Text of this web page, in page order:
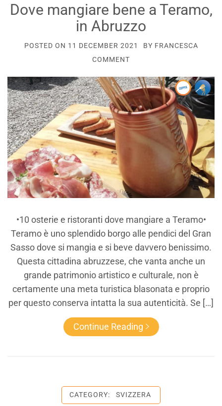
Dove mangiare bene a Teramo,
in Abruzzo
POSTED ON 11 DECEMBER 2021 BY FRANCESCA
COMMENT
•10 osterie e ristoranti dove mangiare a Teramo•
Teramo è uno splendido borgo alle pendici del Gran
Sasso dove si mangia e si beve davvero benissimo.
Questa cittadina abruzzese, che vanta anche un
grande patrimonio artistico e culturale, non è
certamente una meta turistica blasonata e proprio
per questo conserva intatta la sua autenticità. Se […]
Continue Reading
CATEGORY: SVIZZERA